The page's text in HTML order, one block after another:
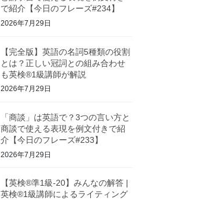
で紹介【今日のフレーズ#234】
2026年7月29日
【完全版】英語の名詞5種類の役割
とは？正しい冠詞との組み合わせ
も英検®1級講師が解説
2026年7月29日
「商談」は英語で？3つの言い方と
商談で使える表現を例文付きで紹
介【今日のフレーズ#233】
2026年7月29日
【英検®準1級-20】みんなの解答 |
英検®1級講師によるライティング